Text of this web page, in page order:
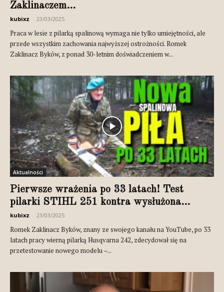
Zaklinaczem...
kubixz 23/03/2025
Praca w lesie z pilarką spalinową wymaga nie tylko umiejętności, ale
przede wszystkim zachowania najwyższej ostrożności. Romek
Zaklinacz Byków, z ponad 30-letnim doświadczeniem w...
Aktualności
Pierwsze wrażenia po 33 latach! Test
pilarki STIHL 251 kontra wysłużona...
kubixz 23/03/2025
Romek Zaklinacz Byków, znany ze swojego kanału na YouTube, po 33
latach pracy wierną pilarką Husqvarna 242, zdecydował się na
przetestowanie nowego modelu –...